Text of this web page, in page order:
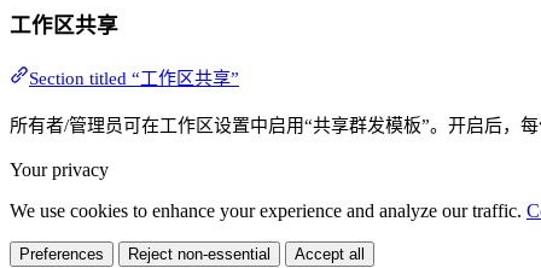
工作区共享
Section titled “工作区共享”
所有者/管理员可在工作区设置中启用“共享群发模板”。开启后，
Your privacy
We use cookies to enhance your experience and analyze our traffic.
Preferences Reject non-essential Accept all